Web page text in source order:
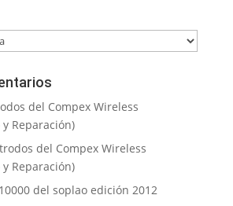
del Compex Wireless
Reparación)
del Compex Wireless
Reparación)
del soplao edición 2012